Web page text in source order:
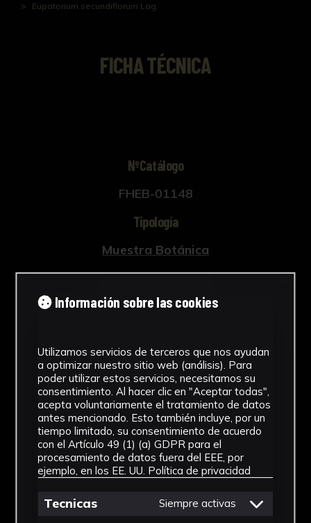
Eupatorium secundiflorum Lag.
FICHA TÉCNICA
NºCatálogo
FHEB-01148
Tipología
Muestra Botánica
Cronología
SF
Fondo Herbario
Inscripciones
U-088
Género
Eupatorium
Información sobre las cookies
Utilizamos servicios de terceros que nos ayudan
a optimizar nuestro sitio web (análisis). Para
poder utilizar estos servicios, necesitamos su
consentimiento. Al hacer clic en "Aceptar todas",
acepta voluntariamente el tratamiento de datos
antes mencionado. Esto también incluye, por un
tiempo limitado, su consentimiento de acuerdo
con el Artículo 49 (1) (a) GDPR para el
procesamiento de datos fuera del EEE, por
ejemplo, en los EE. UU. Política de privacidad
Tecnicas Siempre activas